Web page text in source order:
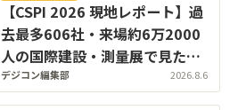
【CSPI 2026 現地レポート】過
去最多606社・来場約6万2000
人の国際建設・測量展で見た注
目ブースを紹介！【8/6更新】
デジコン編集部 2026.8.6